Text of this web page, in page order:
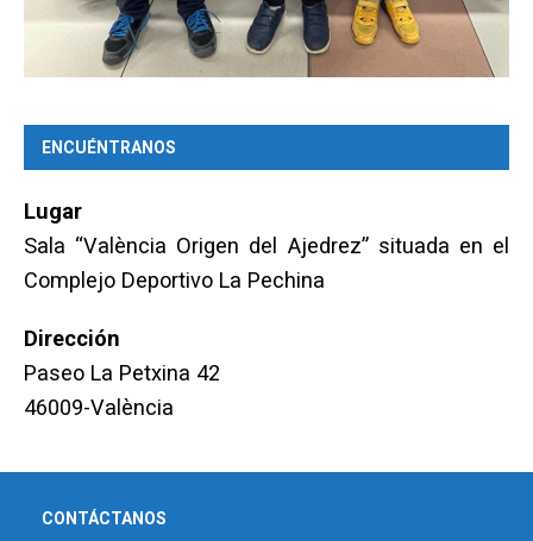
ENCUÉNTRANOS
Lugar
Sala “València Origen del Ajedrez” situada en el
Complejo Deportivo La Pechina
Dirección
Paseo La Petxina 42
46009-València
CONTÁCTANOS